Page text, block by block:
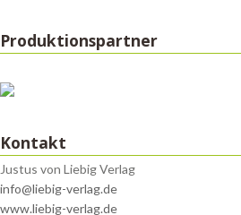
Produktionspartner
Kontakt
Justus von Liebig Verlag
info@liebig-verlag.de
www.liebig-verlag.de